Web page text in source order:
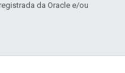
da Oracle e/ou